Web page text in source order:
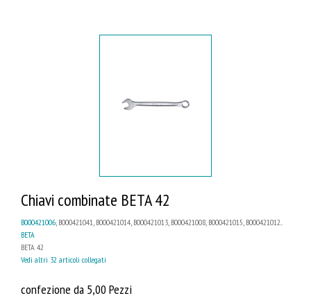
Chiavi combinate BETA 42
B000421006 , B000421041, B000421014, B000421013, B000421008, B000421015, B000421012...
BETA
BETA 42
Vedi altri 32 articoli collegati
confezione da 5,00 Pezzi